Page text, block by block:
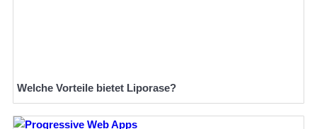
Welche Vorteile bietet Liporase?